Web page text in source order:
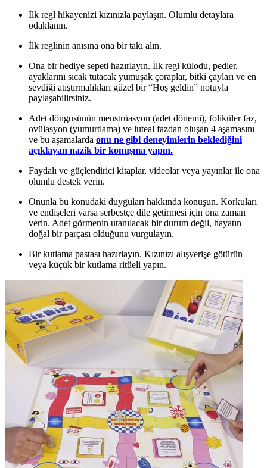
İlk regl hikayenizi kızınızla paylaşın. Olumlu detaylara
odaklanın.
İlk reglinin anısına ona bir takı alın.
Ona bir hediye sepeti hazırlayın. İlk regl külodu, pedler,
ayaklarını sıcak tutacak yumuşak çoraplar, bitki çayları ve en
sevdiği atıştırmalıkları güzel bir “Hoş geldin” notuyla
paylaşabilirsiniz.
Adet döngüsünün menstrüasyon (adet dönemi), foliküler faz,
ovülasyon (yumurtlama) ve luteal fazdan oluşan 4 aşamasını
ve bu aşamalarda onu ne gibi deneyimlerin beklediğini
açıklayan nazik bir konuşma yapın.
Faydalı ve güçlendirici kitaplar, videolar veya yayınlar ile ona
olumlu destek verin.
Onunla bu konudaki duyguları hakkında konuşun. Korkuları
ve endişeleri varsa serbestçe dile getirmesi için ona zaman
verin. Adet görmenin utanılacak bir durum değil, hayatın
doğal bir parçası olduğunu vurgulayın.
Bir kutlama pastası hazırlayın. Kızınızı alışverişe götürün
veya küçük bir kutlama ritüeli yapın.